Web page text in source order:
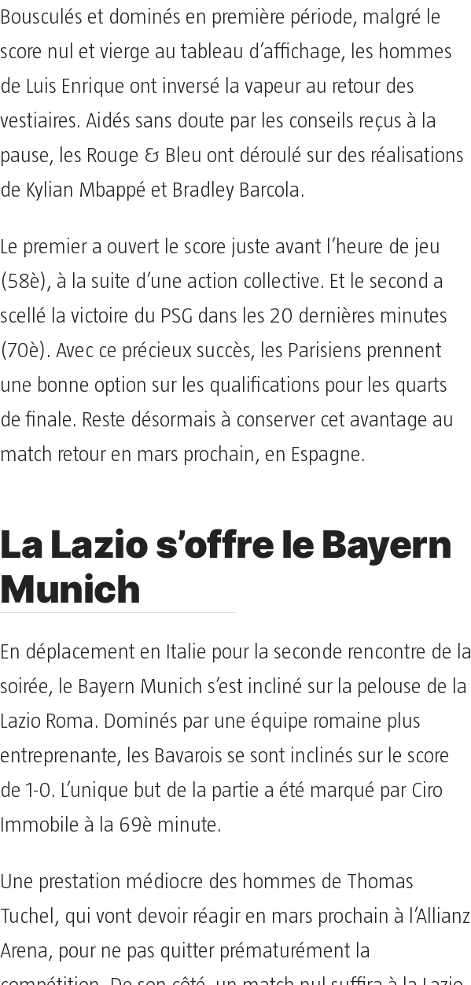
Bousculés et dominés en première période, malgré le
score nul et vierge au tableau d’affichage, les hommes
de Luis Enrique ont inversé la vapeur au retour des
vestiaires. Aidés sans doute par les conseils reçus à la
pause, les Rouge & Bleu ont déroulé sur des réalisations
de Kylian Mbappé et Bradley Barcola.
Le premier a ouvert le score juste avant l’heure de jeu
(58è), à la suite d’une action collective. Et le second a
scellé la victoire du PSG dans les 20 dernières minutes
(70è). Avec ce précieux succès, les Parisiens prennent
une bonne option sur les qualifications pour les quarts
de finale. Reste désormais à conserver cet avantage au
match retour en mars prochain, en Espagne.
La Lazio s’offre le Bayern
Munich
En déplacement en Italie pour la seconde rencontre de la
soirée, le Bayern Munich s’est incliné sur la pelouse de la
Lazio Roma. Dominés par une équipe romaine plus
entreprenante, les Bavarois se sont inclinés sur le score
de 1-0. L’unique but de la partie a été marqué par Ciro
Immobile à la 69è minute.
Une prestation médiocre des hommes de Thomas
Tuchel, qui vont devoir réagir en mars prochain à l’Allianz
Arena, pour ne pas quitter prématurément la